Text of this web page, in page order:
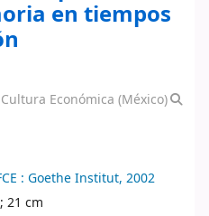
en tiempos
Económica (México)
: Goethe Institut, 2002
21 cm